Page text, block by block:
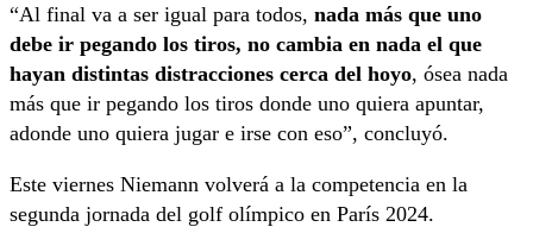
“Al final va a ser igual para todos, nada más que uno
debe ir pegando los tiros, no cambia en nada el que
hayan distintas distracciones cerca del hoyo, ósea nada
más que ir pegando los tiros donde uno quiera apuntar,
adonde uno quiera jugar e irse con eso”, concluyó.
Este viernes Niemann volverá a la competencia en la
segunda jornada del golf olímpico en París 2024.